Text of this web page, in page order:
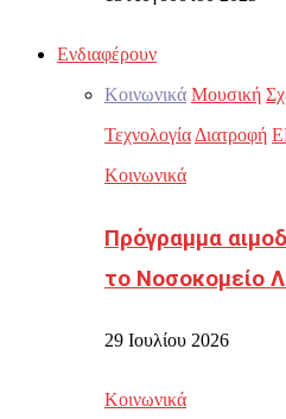
Ενδιαφέρουν
Κοινωνικά Μουσική
Τεχνολογία Διατροφή
Κοινωνικά
Πρόγραμμα
το Νοσοκομείο
29 Ιουλίου 2026
Κοινωνικά